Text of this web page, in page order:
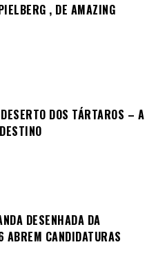
, DE AMAZING
DOS TÁRTAROS – A
DESENHADA DA
CANDIDATURAS